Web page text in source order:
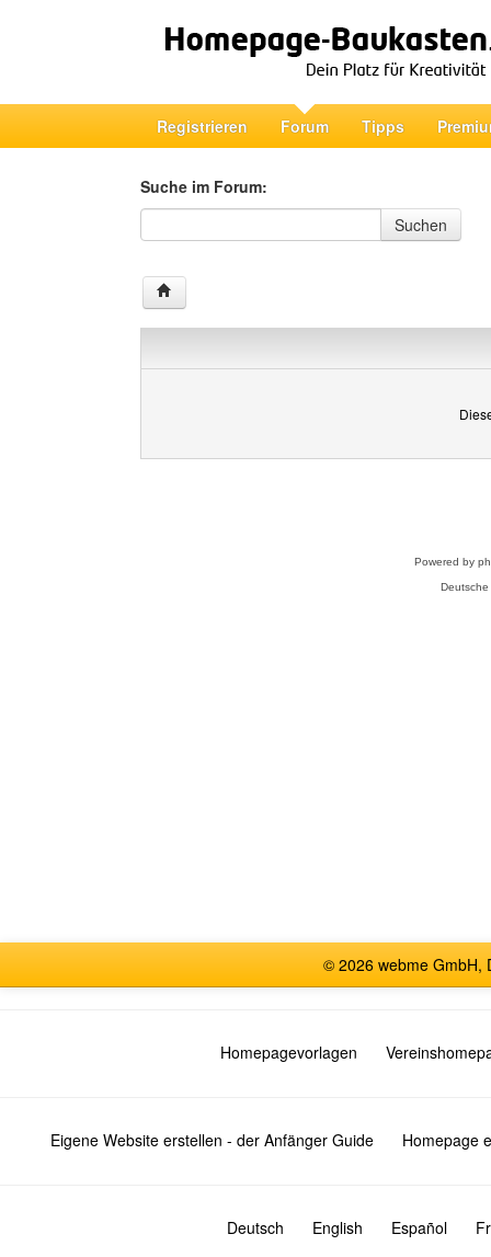
Registrieren Forum Tipps
Suche im Forum:
Suche im Forum
Suchen
Powered by
© 2026 webme GmbH,
Homepagevorlagen
Eigene Website erstellen - der Anfänger Guide Homepage
Deutsch English Español